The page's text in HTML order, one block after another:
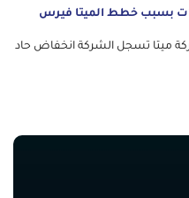
بسبب خطط الميتا فيرس
ميتا تسجل الشركة انخفاض حاد